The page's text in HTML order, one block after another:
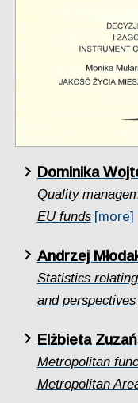
Dominika
Quality
EU funds [more]
Andrzej
Statistics
and perspectives
Elżbieta
Metropolitan
Metropolitan